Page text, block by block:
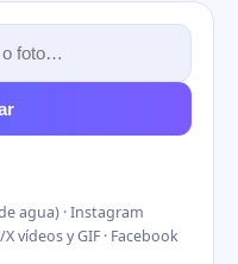
agua) · Instagram
vídeos y GIF · Facebook